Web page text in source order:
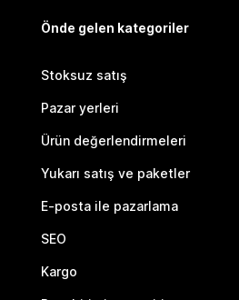
Önde gelen kategoriler
Stoksuz satış
Pazar yerleri
Ürün değerlendirmeleri
Yukarı satış ve paketler
E-posta ile pazarlama
SEO
Kargo